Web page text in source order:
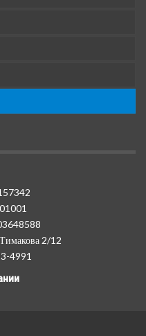
2/12
4991